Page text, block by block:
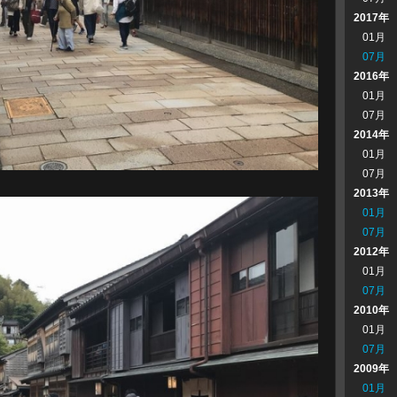
2017年
01月
07月
2016年
01月
07月
2014年
01月
07月
2013年
01月
07月
2012年
01月
07月
2010年
01月
07月
2009年
01月